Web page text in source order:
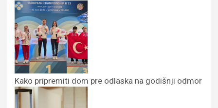
Kako pripremiti dom pre odlaska na godišnji odmor